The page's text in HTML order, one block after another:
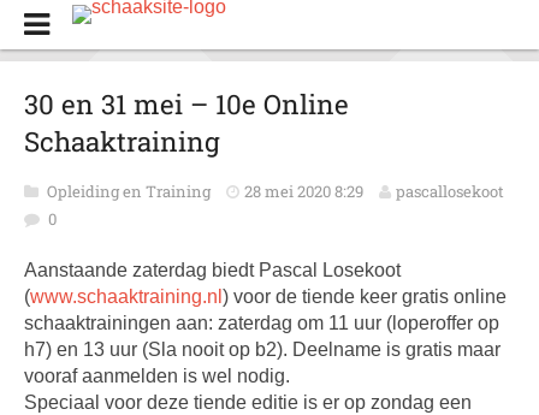
30 en 31 mei – 10e Online
Schaaktraining
Opleiding en Training 28 mei 2020 8:29
pascallosekoot
0
Aanstaande zaterdag biedt Pascal Losekoot
(www.schaaktraining.nl ) voor de tiende keer gratis online
schaaktrainingen aan: zaterdag om 11 uur (loperoffer op
h7) en 13 uur (Sla nooit op b2). Deelname is gratis maar
vooraf aanmelden is wel nodig.
Speciaal voor deze tiende editie is er op zondag een